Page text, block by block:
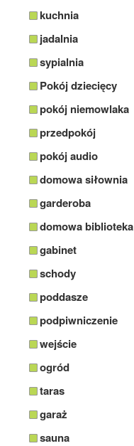
kuchnia
jadalnia
sypialnia
Pokój dziecięcy
pokój niemowlaka
przedpokój
pokój audio
domowa siłownia
garderoba
domowa biblioteka
gabinet
schody
poddasze
podpiwniczenie
wejście
ogród
taras
garaż
sauna